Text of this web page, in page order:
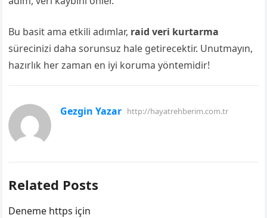
Bu basit ama etkili adımlar, raid veri kurtarma
sürecinizi daha sorunsuz hale getirecektir. Unutmayın,
hazırlık her zaman en iyi koruma yöntemidir!
Gezgin Yazar http://hayatrehberim.com.tr
Related Posts
Deneme https için